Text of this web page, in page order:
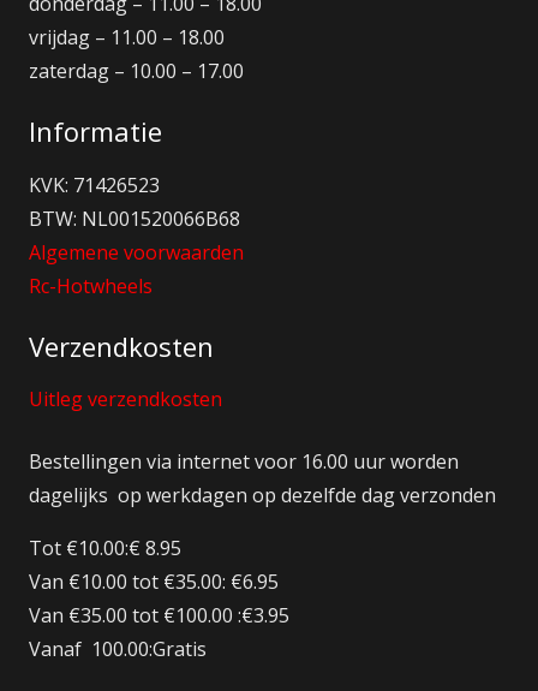
vrijdag – 11.00 – 18.00
zaterdag – 10.00 – 17.00
Informatie
KVK: 71426523
BTW: NL001520066B68
Algemene voorwaarden
Rc-Hotwheels
Verzendkosten
Uitleg verzendkosten
Bestellingen via internet voor 16.00 uur worden
dagelijks op werkdagen op dezelfde dag verzonden
Tot €10.00:€ 8.95
Van €10.00 tot €35.00: €6.95
Van €35.00 tot €100.00 :€3.95
Vanaf 100.00:Gratis